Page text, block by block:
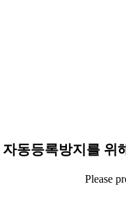
자동등록방지를 위
Please